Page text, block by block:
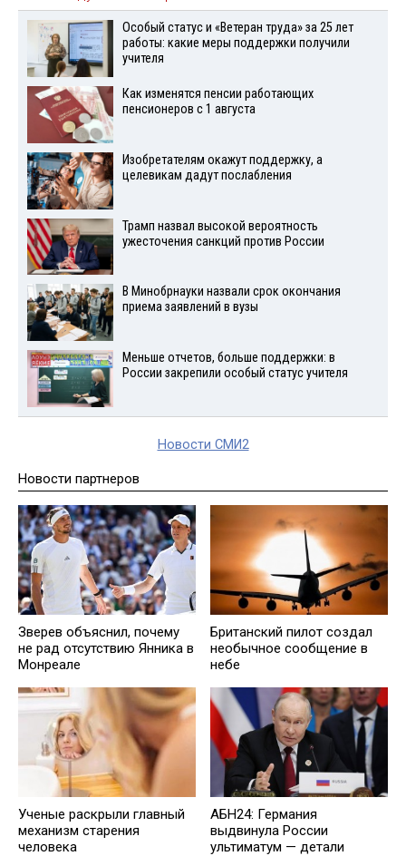
Особый статус и «Ветеран труда» за 25 лет
работы: какие меры поддержки получили
учителя
Как изменятся пенсии работающих
пенсионеров с 1 августа
Изобретателям окажут поддержку, а
целевикам дадут послабления
Трамп назвал высокой вероятность
ужесточения санкций против России
В Минобрнауки назвали срок окончания
приема заявлений в вузы
Меньше отчетов, больше поддержки: в
России закрепили особый статус учителя
Новости СМИ2
Новости партнеров
Зверев объяснил, почему
не рад отсутствию Янника в
Монреале
Британский пилот создал
необычное сообщение в
небе
Ученые раскрыли главный
механизм старения
человека
АБН24: Германия
выдвинула России
ультиматум — детали